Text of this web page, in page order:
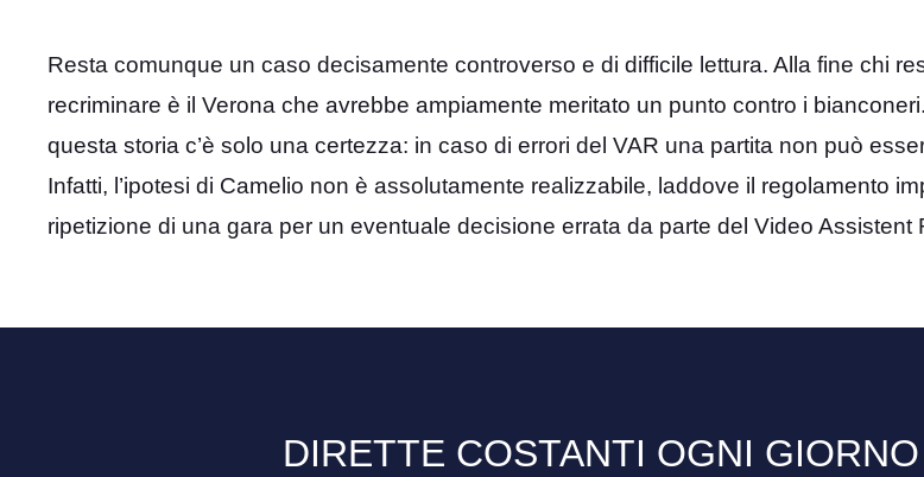
Resta comunque un caso decisamente controverso e di difficile lettura. Alla fine chi
recriminare è il Verona che avrebbe ampiamente meritato un punto contro i
questa storia c’è solo una certezza: in caso di errori del VAR una partita non può
Infatti, l’ipotesi di Camelio non è assolutamente realizzabile, laddove il regolamento
ripetizione di una gara per un eventuale decisione errata da parte del Video Assistent
DIRETTE COSTANTI OGNI